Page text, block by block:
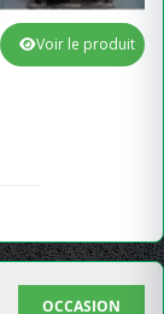
Voir le produit
OCCASION